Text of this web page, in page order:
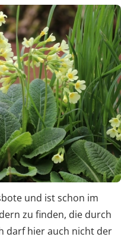
und ist schon im
zu finden, die durch
darf hier auch nicht der